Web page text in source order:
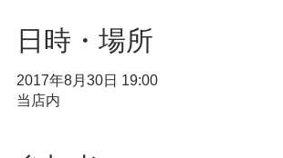
日時・場所
2017年8月30日 19:00
当店内